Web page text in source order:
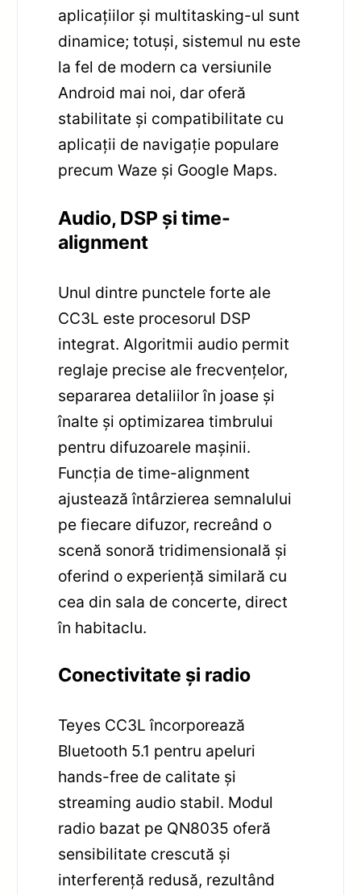
aplicațiilor și multitasking-ul sunt
dinamice; totuși, sistemul nu este
la fel de modern ca versiunile
Android mai noi, dar oferă
stabilitate și compatibilitate cu
aplicații de navigație populare
precum Waze și Google Maps.
Audio, DSP și time-
alignment
Unul dintre punctele forte ale
CC3L este procesorul DSP
integrat. Algoritmii audio permit
reglaje precise ale frecvențelor,
separarea detaliilor în joase și
înalte și optimizarea timbrului
pentru difuzoarele mașinii.
Funcția de time-alignment
ajustează întârzierea semnalului
pe fiecare difuzor, recreând o
scenă sonoră tridimensională și
oferind o experiență similară cu
cea din sala de concerte, direct
în habitaclu.
Conectivitate și radio
Teyes CC3L încorporează
Bluetooth 5.1 pentru apeluri
hands-free de calitate și
streaming audio stabil. Modul
radio bazat pe QN8035 oferă
sensibilitate crescută și
interferență redusă, rezultând